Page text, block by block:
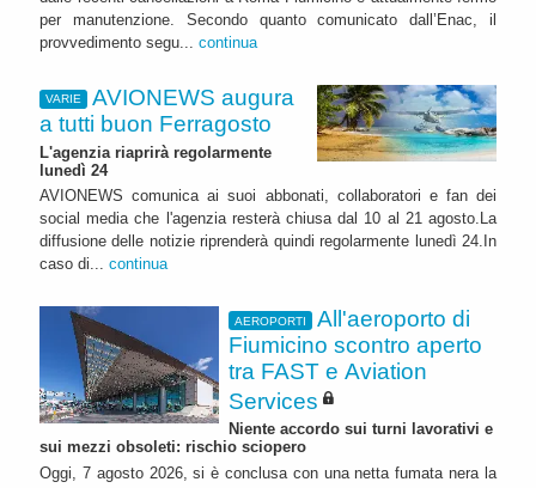
per manutenzione. Secondo quanto comunicato dall’Enac, il
provvedimento segu... continua
VARIE
AVIONEWS augura
a tutti buon Ferragosto
L'agenzia riaprirà regolarmente
lunedì 24
AVIONEWS comunica ai suoi abbonati, collaboratori e fan dei
social media che l'agenzia resterà chiusa dal 10 al 21 agosto.La
diffusione delle notizie riprenderà quindi regolarmente lunedì 24.In
caso di... continua
AEROPORTI
All'aeroporto di
Fiumicino scontro aperto
tra FAST e Aviation
Services
Niente accordo sui turni lavorativi e
sui mezzi obsoleti: rischio sciopero
Oggi, 7 agosto 2026, si è conclusa con una netta fumata nera la